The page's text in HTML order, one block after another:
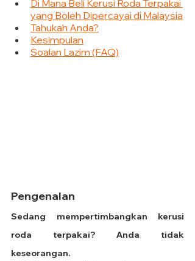
Di Mana Beli Kerusi Roda Terpakai
yang Boleh Dipercayai di Malaysia
Tahukah Anda?
Kesimpulan
Soalan Lazim (FAQ)
Pengenalan
Sedang mempertimbangkan kerusi
roda terpakai? Anda tidak
keseorangan.